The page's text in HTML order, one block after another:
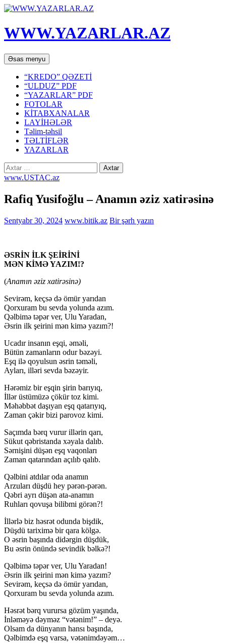
WWW.YAZARLAR.AZ
Axtar
Əsas menyu Mühtəviyyata
keç
“KREDO” QƏZETİ
“ULDUZ” PDF
“YAZARLAR” PDF
FOTOLAR
KİTABXANALAR
LAYİHƏLƏR
Təlim-təhsil
TƏLTİFLƏR
YAZARLAR
Axtarış:
www.USTAC.az
Rafiq Yusifoğlu – Anamın əziz xatirəsinə
Sentyabr 30, 2024 www.bitik.az Bir şərh yazın
ƏSRİN İLK ŞEİRİNİ
MƏN KİMƏ YAZIM!?
(Anamın əziz xatirəsinə)
Sevirəm, keçsə də ömür yarıdan
Qorxuram bu sevda yolunda azım.
Qəlbimə təpər ver, Ulu Yaradan,
Əsrin ilk şeirini mən kimə yazım?!
Ucadır insanın eşqi, əməli,
Bütün zamanların odur bəzəyi.
Eşq ilə qoyulsun əsrin təməli,
Ayları, illəri sevda bəzəyir.
Hərəmiz bir eşqin şirin barıyıq,
İllər üstümüzə çökür toz kimi.
Məhəbbət daşıyan eşq qatarıyıq,
Zaman çəkir bizi parovoz kimi.
Saçımda bərq vurur illərin qarı,
Sükut qəbristanda xəyala dalıb.
Sərnişini düşən eşq vaqonları
Zaman qatarından açılıb qalıb.
Qəlbini atdılar oda anamın
Arzuları düşdü hey pərən-pərən.
Qəbri ayrı düşən ata-anamın
Ruhları qovuşa bilibmi görən?!
İllərlə biz həsrət odunda bişdik,
Düşdü tariximə bir qara kölgə.
O əsrin başında didərgin düşdük,
Bu əsrin önündə sevindik bəlkə?!
Qəlbimə təpər ver, Ulu Yaradan!
Əsrin ilk şeirini mən kimə yazım?
Sevirəm, keçsə də ömür yarıdan,
Qorxuram bu sevda yolunda azım.
Həsrət bərq vurursa gözüm yaşında,
İnləməyə dəyməz “vətənim!” – deyə.
Olsam da dünyanın hansı başında,
Qəlbimdə eşq varsa, vətənimdəyəm…